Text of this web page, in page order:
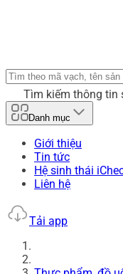
Tìm kiếm thông tin
Danh mục
Giới thiệu
Tin tức
Hệ sinh thái
Liên hệ
Tải app